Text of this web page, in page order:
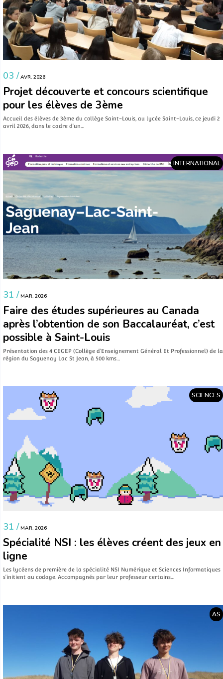
03 / AVR. 2026
Projet découverte et concours scientifique
pour les élèves de 3ème
Accueil des élèves de 3ème du collège Saint-Louis, au lycée Saint-Louis, ce jeudi 2
avril 2026, dans le cadre d’un…
INTERNATIONAL
31 / MAR. 2026
Faire des études supérieures au Canada
après l’obtention de son Baccalauréat, c’est
possible à Saint-Louis
Présentation des 4 CEGEP (Collège d’Enseignement Général Et Professionnel) de la
région du Saguenay Lac St Jean, à 500 kms…
SCIENCES
31 / MAR. 2026
Spécialité NSI : les élèves créent des jeux en
ligne
Les lycéens de première de la spécialité NSI Numérique et Sciences Informatiques
s’initient au codage. Accompagnés par leur professeur certains…
AS